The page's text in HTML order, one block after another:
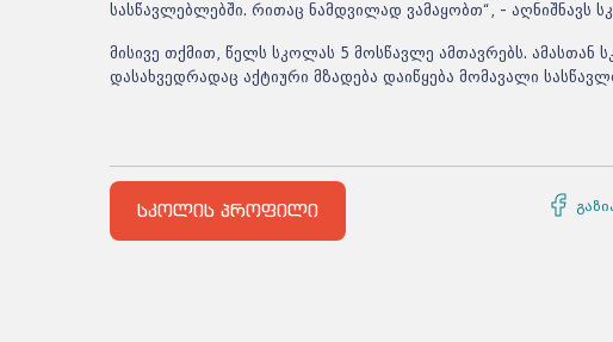
სასწავლებლებში. რითაც ნამდვილად ვამაყობთ“, - აღნიშნავს
მისივე თქმით, წელს სკოლას 5 მოსწავლე ამთავრებს.
დასახვედრადაც აქტიური მზადება დაიწყება მომავალი
სკოლის პროფილი